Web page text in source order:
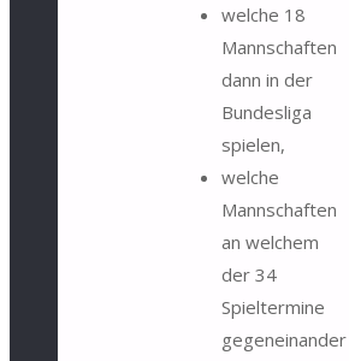
welche 18
Mannschaften
dann in der
Bundesliga
spielen,
welche
Mannschaften
an welchem
der 34
Spieltermine
gegeneinander